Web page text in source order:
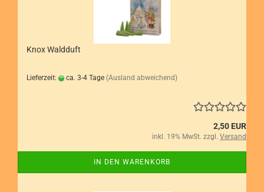
Knox Waldduft
Lieferzeit: ca. 3-4 Tage (Ausland abweichend)
2,50 EUR
inkl. 19% MwSt. zzgl. Versand
IN DEN WARENKORB